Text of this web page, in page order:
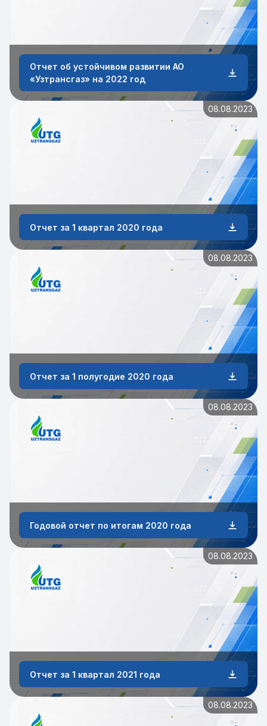
Отчет об устойчивом развитии АО
«Узтрансгаз» на 2022 год
08.08.2023
Отчет за 1 квартал 2020 года
08.08.2023
Отчет за 1 полугодие 2020 года
08.08.2023
Годовой отчет по итогам 2020 года
08.08.2023
Отчет за 1 квартал 2021 года
08.08.2023